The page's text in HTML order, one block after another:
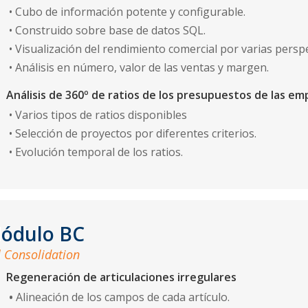
• Cubo de información potente y configurable.
• Construido sobre base de datos SQL.
• Visualización del rendimiento comercial por varias
• Análisis en número, valor de las ventas y margen.
Análisis de 360º de ratios de los presupuestos de las
• Varios tipos de ratios disponibles
• Selección de proyectos por diferentes criterios.
• Evolución temporal de los ratios.
BC
Consolidation
Regeneración de articulaciones irregulares
• Alineación de los campos de cada artí­culo.